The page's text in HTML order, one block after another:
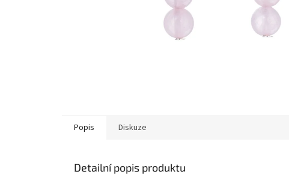
Popis Diskuze
Detailní popis produktu